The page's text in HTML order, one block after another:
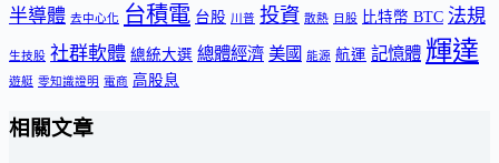
半導體 去中心化 台積電 台股 川普 投資 散熱 日股 比特幣 BTC 法規
生技股 社群軟體 總統大選 總體經濟 美國 能源 航運 記憶體 輝達
遊艇 零知識證明 電商 高股息
相關文章